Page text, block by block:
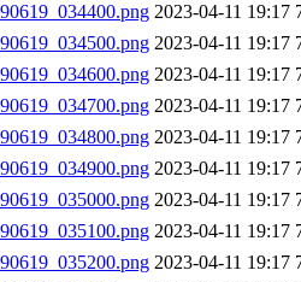
2023-04-11 19:17
2023-04-11 19:17
2023-04-11 19:17
2023-04-11 19:17
2023-04-11 19:17
2023-04-11 19:17
2023-04-11 19:17
2023-04-11 19:17
2023-04-11 19:17